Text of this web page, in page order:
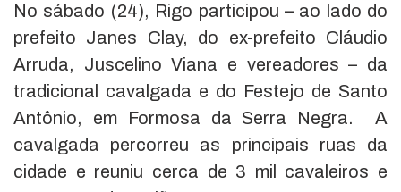
No sábado (24), Rigo participou – ao lado do
prefeito Janes Clay, do ex-prefeito Cláudio
Arruda, Juscelino Viana e vereadores – da
tradicional cavalgada e do Festejo de Santo
Antônio, em Formosa da Serra Negra. A
cavalgada percorreu as principais ruas da
cidade e reuniu cerca de 3 mil cavaleiros e